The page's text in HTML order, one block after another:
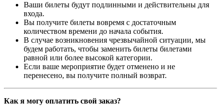
Ваши билеты будут подлинными и действительны для
входа.
Вы получите билеты вовремя с достаточным
количеством времени до начала события.
В случае возникновения чрезвычайной ситуации, мы
будем работать, чтобы заменить билеты билетами
равной или более высокой категории.
Если ваше мероприятие будет отменено и не
перенесено, вы получите полный возврат.
Как я могу оплатить свой заказ?